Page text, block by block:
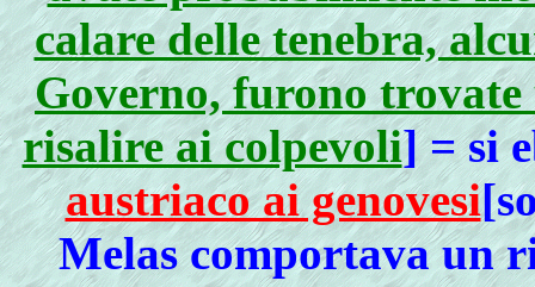
calare delle tenebra,
Governo, furono trovate
risalire ai colpevoli] = si
austriaco ai genovesi
Melas comportava un